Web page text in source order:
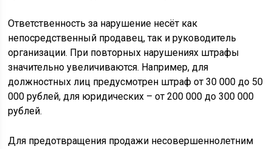
Ответственность за нарушение несёт как
непосредственный продавец, так и руководитель
организации. При повторных нарушениях штрафы
значительно увеличиваются. Например, для
должностных лиц предусмотрен штраф от 30 000 до 50
000 рублей, для юридических – от 200 000 до 300 000
рублей.
Для предотвращения продажи несовершеннолетним